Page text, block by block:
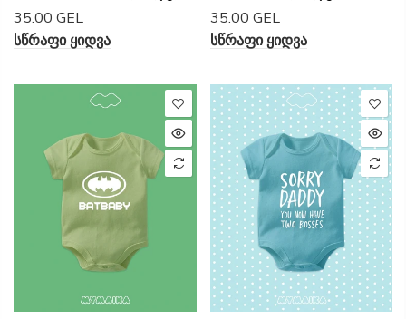
35.00 GEL
Სწრაფი Ყიდვა
35.00 GEL
Სწრაფი Ყიდვა